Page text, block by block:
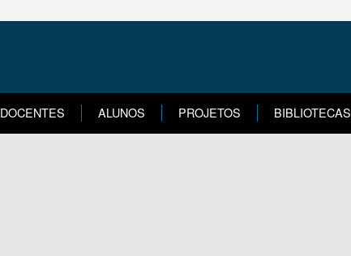
DOCENTES ALUNOS PROJETOS BIBLIOTECAS